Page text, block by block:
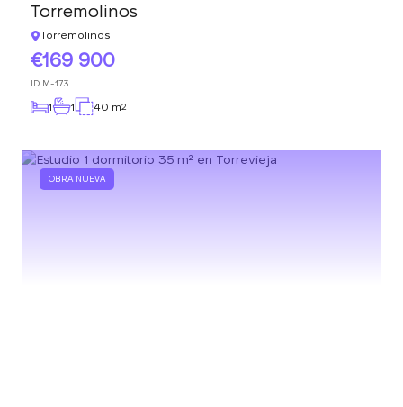
Torremolinos
Torremolinos
169 900
ID M-173
1 1 40 m2
OBRA NUEVA